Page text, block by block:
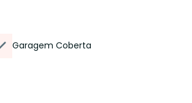
Garagem Coberta